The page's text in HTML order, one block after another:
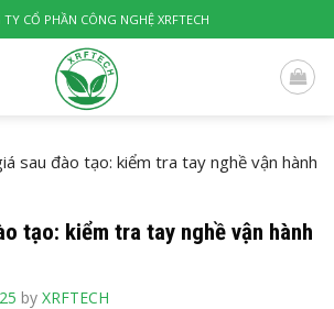
TY CỔ PHẦN CÔNG NGHỆ XRFTECH
sau đào tạo: kiểm tra tay nghề vận hành
tạo: kiểm tra tay nghề vận hành
by XRFTECH